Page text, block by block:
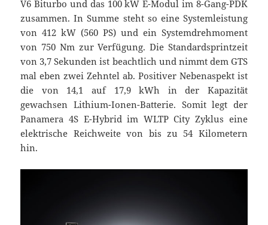
V6 Biturbo und das 100 kW E-Modul im 8-Gang-PDK
zusammen. In Summe steht so eine Systemleistung
von 412 kW (560 PS) und ein Systemdrehmoment
von 750 Nm zur Verfügung. Die Standardsprintzeit
von 3,7 Sekunden ist beachtlich und nimmt dem GTS
mal eben zwei Zehntel ab. Positiver Nebenaspekt ist
die von 14,1 auf 17,9 kWh in der Kapazität
gewachsen Lithium-Ionen-Batterie. Somit legt der
Panamera 4S E-Hybrid im WLTP City Zyklus eine
elektrische Reichweite von bis zu 54 Kilometern
hin.